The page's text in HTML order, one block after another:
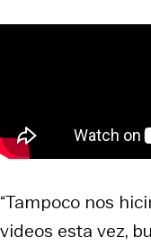
“Tampoco nos
videos esta vez,